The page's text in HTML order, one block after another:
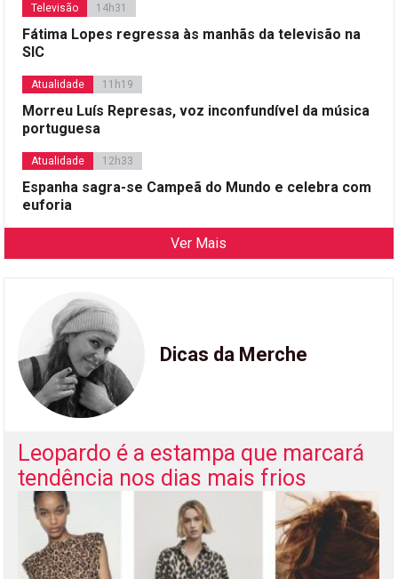
Televisão 14h31
Fátima Lopes regressa às manhãs da televisão na
SIC
Atualidade 11h19
Morreu Luís Represas, voz inconfundível da música
portuguesa
Atualidade 12h33
Espanha sagra-se Campeã do Mundo e celebra com
euforia
Ver Mais
Dicas da Merche
Leopardo é a estampa que marcará
tendência nos dias mais frios